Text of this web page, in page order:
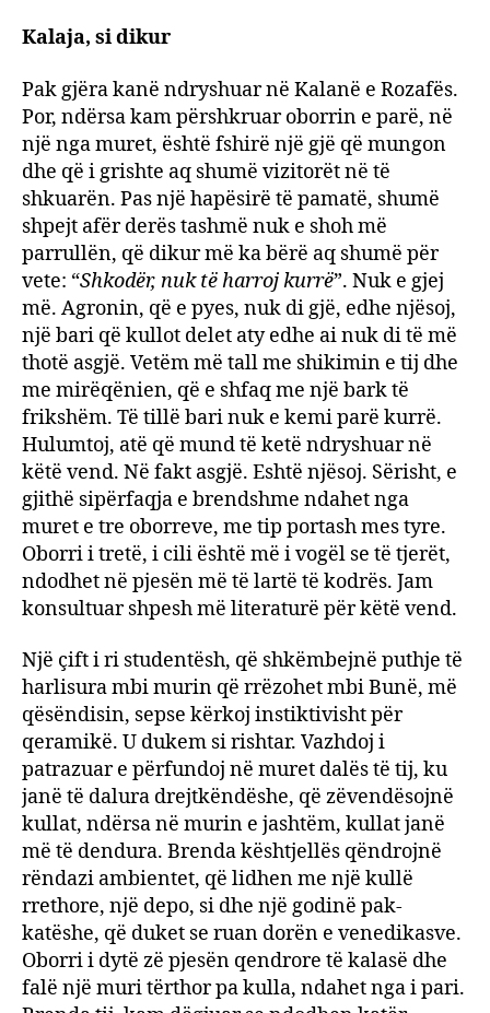
Kalaja, si dikur
Pak gjëra kanë ndryshuar në Kalanë e Rozafës.
Por, ndërsa kam përshkruar oborrin e parë, në
një nga muret, është fshirë një gjë që mungon
dhe që i grishte aq shumë vizitorët në të
shkuarën. Pas një hapësirë të pamatë, shumë
shpejt afër derës tashmë nuk e shoh më
parrullën, që dikur më ka bërë aq shumë për
vete: “Shkodër, nuk të harroj kurrë”. Nuk e gjej
më. Agronin, që e pyes, nuk di gjë, edhe njësoj,
një bari që kullot delet aty edhe ai nuk di të më
thotë asgjë. Vetëm më tall me shikimin e tij dhe
me mirëqënien, që e shfaq me një bark të
frikshëm. Të tillë bari nuk e kemi parë kurrë.
Hulumtoj, atë që mund të ketë ndryshuar në
këtë vend. Në fakt asgjë. Eshtë njësoj. Sërisht, e
gjithë sipërfaqja e brendshme ndahet nga
muret e tre oborreve, me tip portash mes tyre.
Oborri i tretë, i cili është më i vogël se të tjerët,
ndodhet në pjesën më të lartë të kodrës. Jam
konsultuar shpesh më literaturë për këtë vend.
Një çift i ri studentësh, që shkëmbejnë puthje të
harlisura mbi murin që rrëzohet mbi Bunë, më
qësëndisin, sepse kërkoj instiktivisht për
qeramikë. U dukem si rishtar. Vazhdoj i
patrazuar e përfundoj në muret dalës të tij, ku
janë të dalura drejtkëndëshe, që zëvendësojnë
kullat, ndërsa në murin e jashtëm, kullat janë
më të dendura. Brenda kështjellës qëndrojnë
rëndazi ambientet, që lidhen me një kullë
rrethore, një depo, si dhe një godinë pak-
katëshe, që duket se ruan dorën e venedikasve.
Oborri i dytë zë pjesën qendrore të kalasë dhe
falë një muri tërthor pa kulla, ndahet nga i pari.